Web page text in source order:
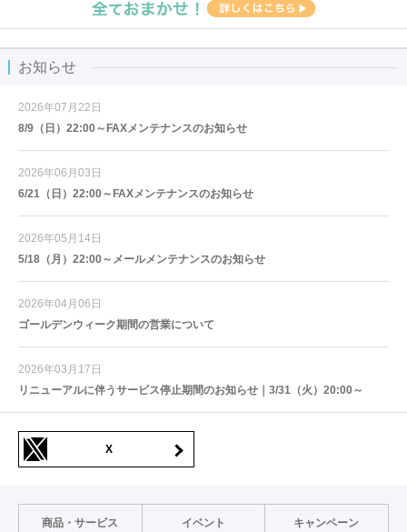
お知らせ
2026年07月22日
8/9（日）22:00～FAXメンテナンスのお知らせ
2026年06月03日
6/21（日）22:00～FAXメンテナンスのお知らせ
2026年05月14日
5/18（月）22:00～メールメンテナンスのお知らせ
2026年04月06日
ゴールデンウィーク期間の営業について
2026年03月17日
リニューアルに伴うサービス停止期間のお知らせ｜3/31（火）20:00～
X
商品・サービス イベント キャンペーン